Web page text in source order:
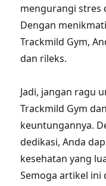
mengurangi stres
Dengan
Trackmild Gym,
dan rileks.
Jadi, jangan ragu
Trackmild Gym
keuntungannya.
dedikasi, Anda
kesehatan yang
Semoga artikel ini